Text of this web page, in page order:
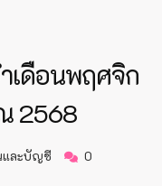
เดือนพฤศจิก
2568
และบัญชี 0